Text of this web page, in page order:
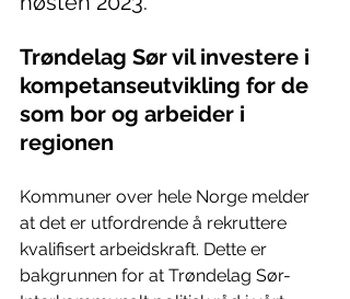
Trøndelag Sør vil investere i
kompetanseutvikling for de
som bor og arbeider i
regionen
Kommuner over hele Norge melder
at det er utfordrende å rekruttere
kvalifisert arbeidskraft. Dette er
bakgrunnen for at Trøndelag Sør-